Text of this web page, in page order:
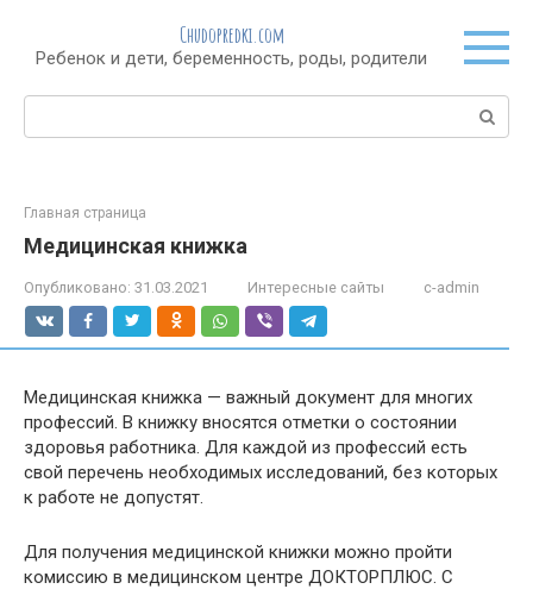
контенту
Chudopredki.com
Ребенок и дети, беременность, роды, родители
Поиск:
Главная страница
Медицинская книжка
Опубликовано: 31.03.2021 Интересные сайты c-admin
Медицинская книжка — важный документ для многих
профессий. В книжку вносятся отметки о состоянии
здоровья работника. Для каждой из профессий есть
свой перечень необходимых исследований, без которых
к работе не допустят.
Для получения медицинской книжки можно пройти
комиссию в медицинском центре ДОКТОРПЛЮС. С